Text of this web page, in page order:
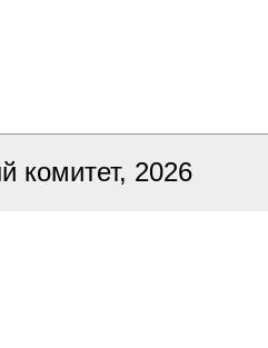
комитет, 2026